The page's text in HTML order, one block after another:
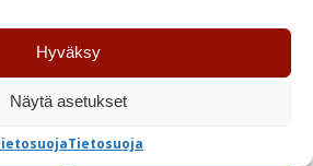
Hyväksy
Näytä asetukset
Tietosuoja
TAJIMA 302
6,95€